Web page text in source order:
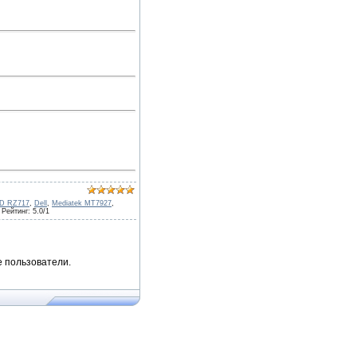
RZ717, Dell , Mediatek MT7927,
Рейтинг: 5.0/1
пользователи.